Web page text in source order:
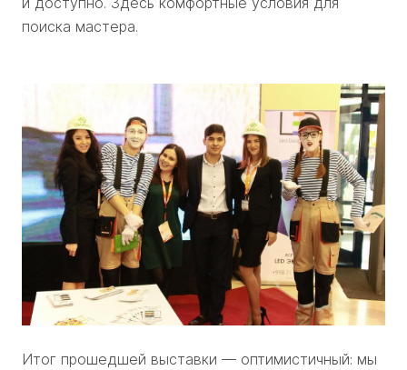
поиска мастера.
Итог прошедшей выставки — оптимистичный: мы